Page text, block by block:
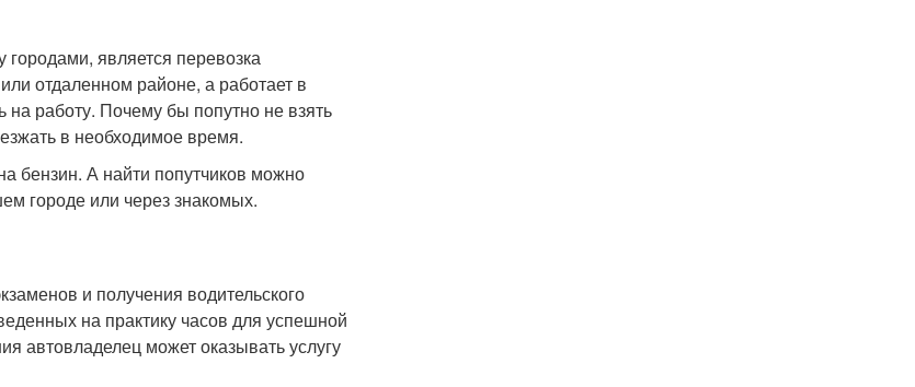
является перевозка
отдаленном районе, а работает в
на работу. Почему бы попутно не взять
в необходимое время.
бензин. А найти попутчиков можно
городе или через знакомых.
и получения водительского
на практику часов для успешной
автовладелец может оказывать услугу